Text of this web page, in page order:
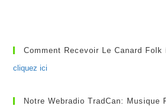
Comment Recevoir Le Canard
cliquez ici
Notre Webradio TradCan: Musique